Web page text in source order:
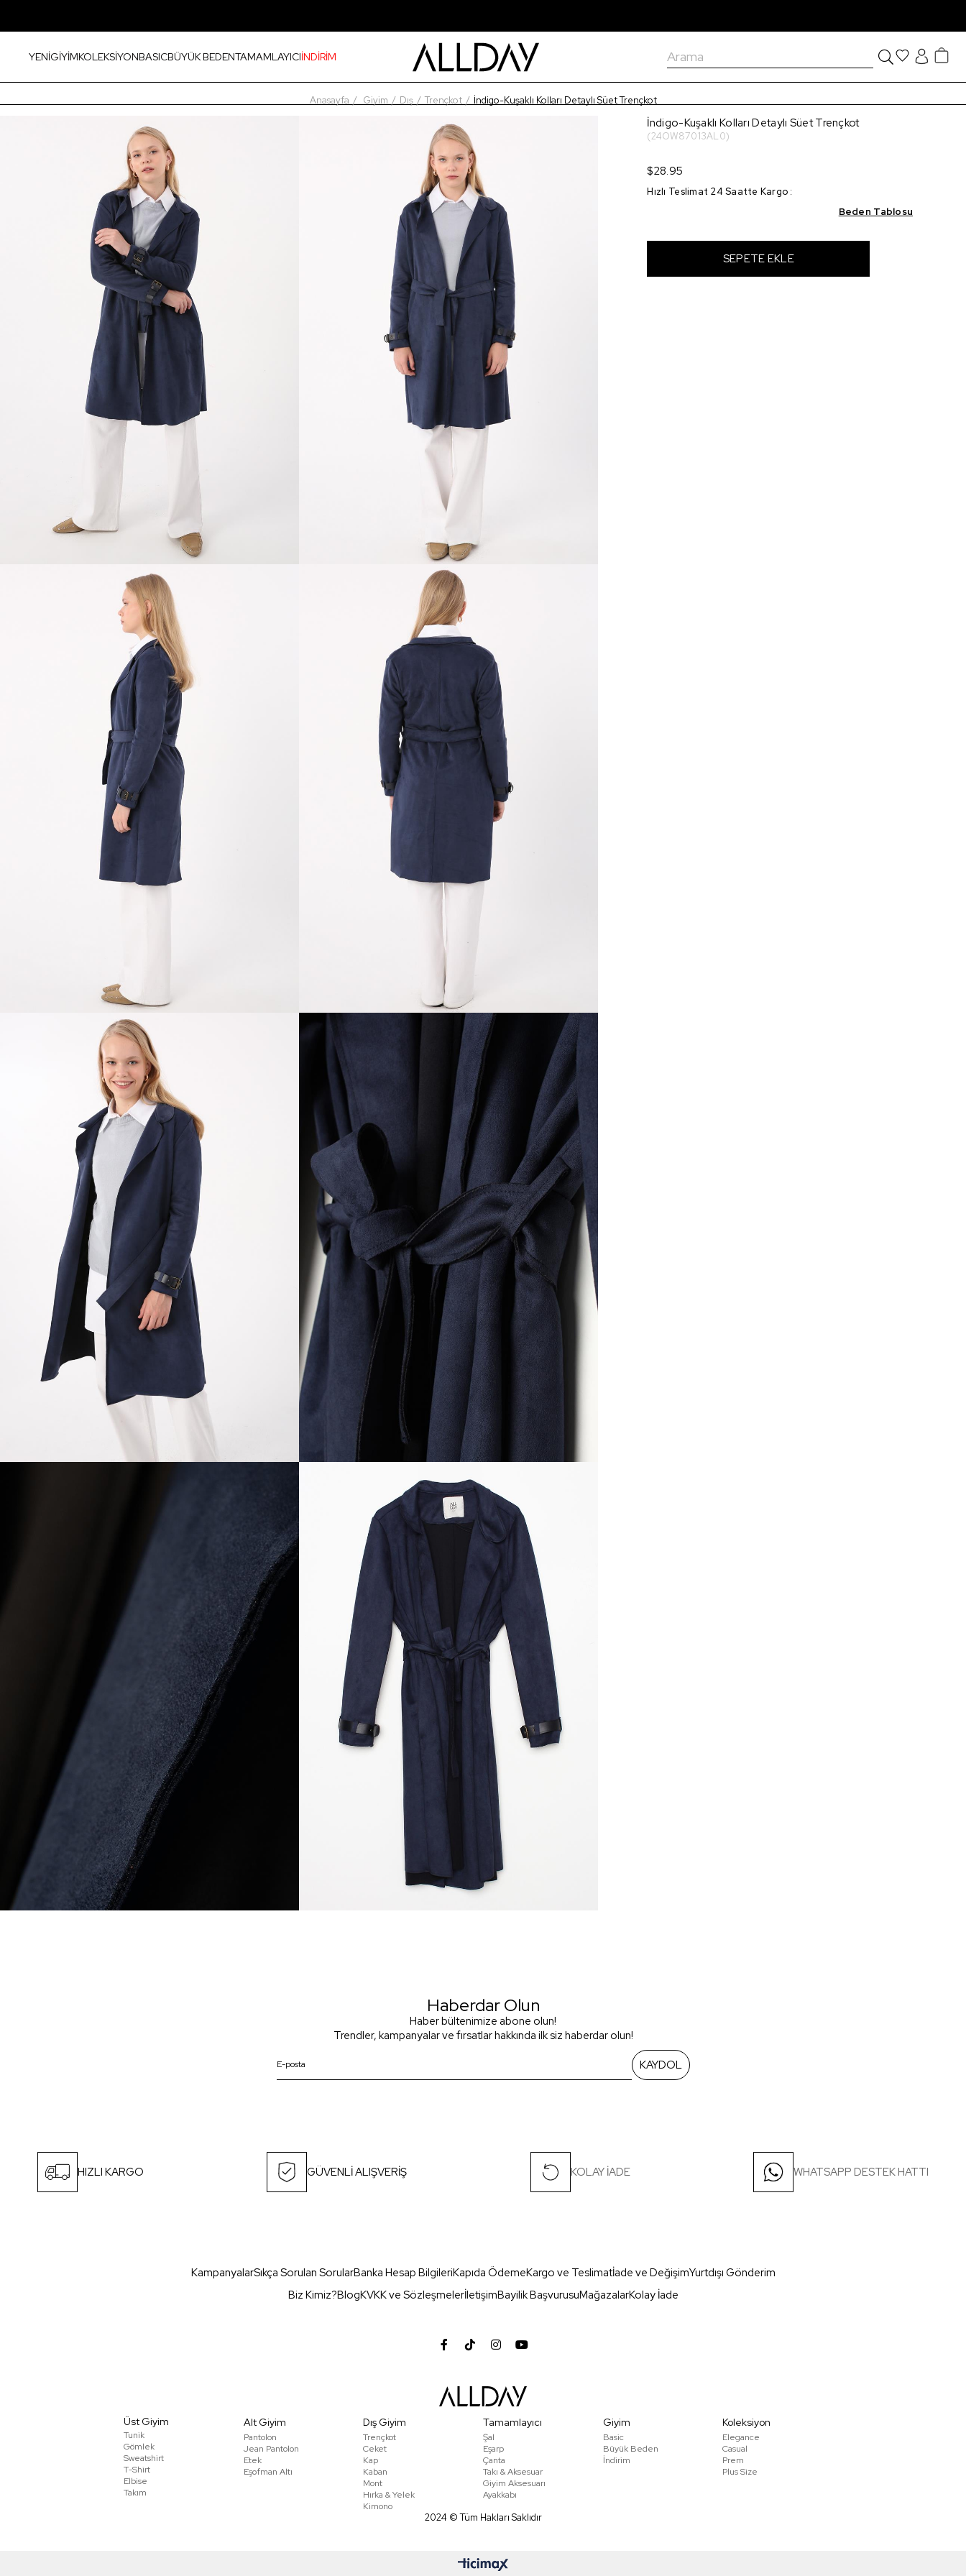
YENİGİYİMKOLEKSİYONBASICBÜYÜK BEDENTAMAMLAYICIİNDİRİM
Anasayfa Giyim Dış Trençkot İndigo-Kuşaklı Kolları Detaylı Süet Trençkot
İndigo-Kuşaklı Kolları Detaylı Süet Trençkot
(24OW87013AL0)
$28.95
Hızlı Teslimat 24 Saatte Kargo :
Beden Tablosu
Haberdar Olun
Haber bültenimize abone olun!
Trendler, kampanyalar ve fırsatlar hakkında ilk siz haberdar olun!
KAYDOL
HIZLI KARGO GÜVENLİ ALIŞVERİŞ KOLAY İADE WHATSAPP DESTEK HATTI
KampanyalarSıkça Sorulan SorularBanka Hesap BilgileriKapıda ÖdemeKargo ve Teslimatİade ve DeğişimYurtdışı Gönderim
Biz Kimiz?BlogKVKK ve SözleşmelerİletişimBayilik BaşvurusuMağazalarKolay İade
Üst Giyim
Tunik
Gömlek
Sweatshirt
T-Shirt
Elbise
Takım
Alt Giyim
Pantolon
Jean Pantolon
Etek
Eşofman Altı
Dış Giyim
Trençkot
Ceket
Kap
Kaban
Mont
Hırka & Yelek
Kimono
Tamamlayıcı
Şal
Eşarp
Çanta
Takı & Aksesuar
Giyim Aksesuarı
Ayakkabı
Giyim
Basic
Büyük Beden
İndirim
Koleksiyon
Elegance
Casual
Prem
Plus Size
2024 © Tüm Hakları Saklıdır